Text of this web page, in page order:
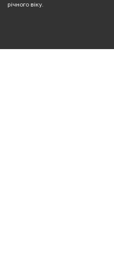
річного віку.